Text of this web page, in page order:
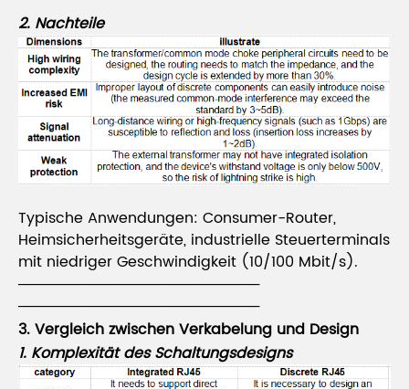
2. Nachteile
Typische Anwendungen: Consumer-Router,
Heimsicherheitsgeräte, industrielle Steuerterminals
mit niedriger Geschwindigkeit (10/100 Mbit/s).
────────────────────────
────────────────────────
3. Vergleich zwischen Verkabelung und Design
1. Komplexität des Schaltungsdesigns